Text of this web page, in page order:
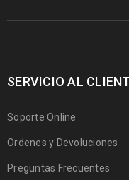
SERVICIO AL
Soporte Online
Ordenes y Devoluciones
Preguntas Frecuentes